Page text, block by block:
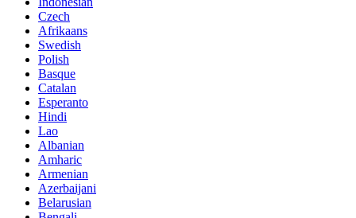
Czech
Afrikaans
Swedish
Polish
Basque
Catalan
Esperanto
Hindi
Lao
Albanian
Amharic
Armenian
Azerbaijani
Belarusian